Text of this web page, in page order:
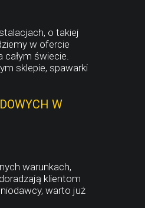
o takiej
w ofercie
świecie.
sklepie, spawarki
W
warunkach,
klientom
warto już